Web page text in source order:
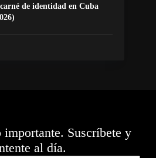
de identidad en Cuba
Suscríbete y
al día.